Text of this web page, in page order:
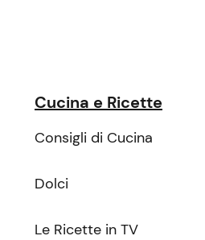
Cucina e Ricette
Consigli di Cucina
Dolci
Le Ricette in TV